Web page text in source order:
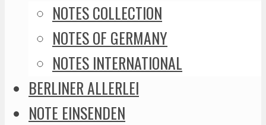
NOTES COLLECTION
NOTES OF GERMANY
NOTES INTERNATIONAL
BERLINER ALLERLEI
NOTE EINSENDEN